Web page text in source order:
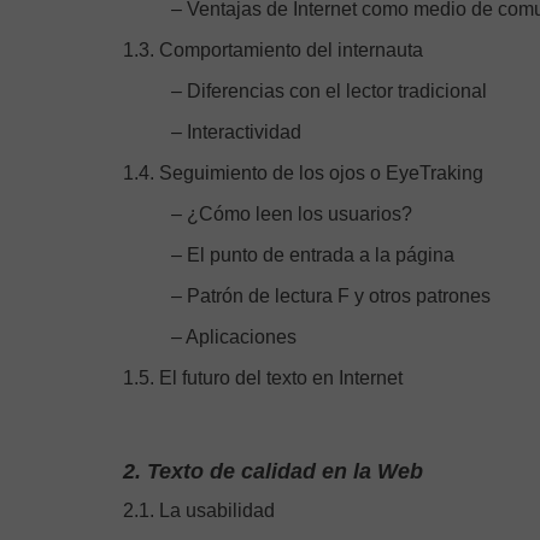
– Ventajas de Internet como medio de
1.3. Comportamiento del internauta
– Diferencias con el lector tradicional
– Interactividad
1.4. Seguimiento de los ojos o EyeTraking
– ¿Cómo leen los usuarios?
– El punto de entrada a la página
– Patrón de lectura F y otros patrones
– Aplicaciones
1.5. El futuro del texto en Internet
2. Texto de calidad en la Web
2.1. La usabilidad